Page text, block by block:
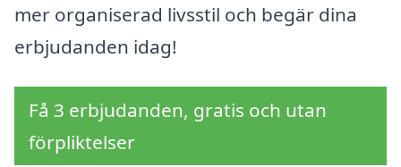
mer organiserad livsstil och begär dina
erbjudanden idag!
Få 3 erbjudanden, gratis och utan
förpliktelser